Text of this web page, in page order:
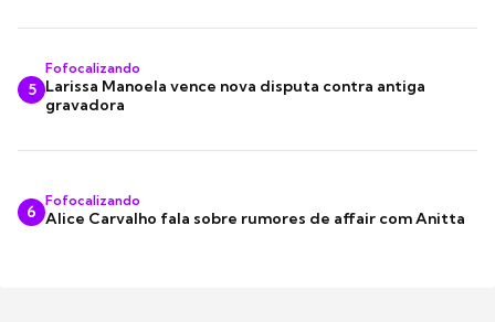
5
Fofocalizando
Larissa Manoela vence nova disputa contra antiga
gravadora
6
Fofocalizando
Alice Carvalho fala sobre rumores de affair com Anitta